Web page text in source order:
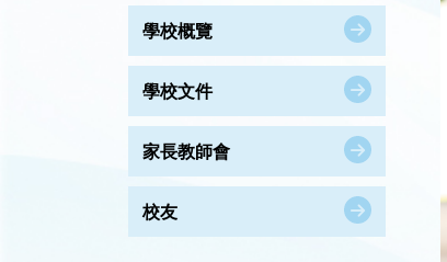
學校概覽
學校文件
家長教師會
校友